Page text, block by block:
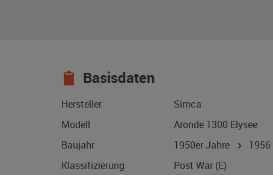
Basisdaten
Hersteller
Simca
Modell
Aronde 1300 Elysee
Baujahr
1950er Jahre 1956
Klassifizierung
Post War (E)